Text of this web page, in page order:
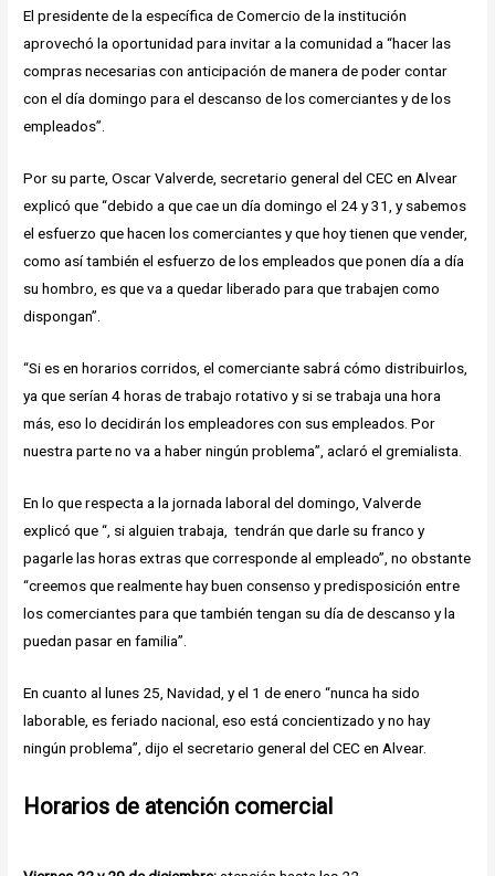
El presidente de la específica de Comercio de la institución
aprovechó la oportunidad para invitar a la comunidad a “hacer las
compras necesarias con anticipación de manera de poder contar
con el día domingo para el descanso de los comerciantes y de los
empleados”.
Por su parte, Oscar Valverde, secretario general del CEC en Alvear
explicó que “debido a que cae un día domingo el 24 y 31, y sabemos
el esfuerzo que hacen los comerciantes y que hoy tienen que vender,
como así también el esfuerzo de los empleados que ponen día a día
su hombro, es que va a quedar liberado para que trabajen como
dispongan”.
“Si es en horarios corridos, el comerciante sabrá cómo distribuirlos,
ya que serían 4 horas de trabajo rotativo y si se trabaja una hora
más, eso lo decidirán los empleadores con sus empleados. Por
nuestra parte no va a haber ningún problema”, aclaró el gremialista.
En lo que respecta a la jornada laboral del domingo, Valverde
explicó que “, si alguien trabaja, tendrán que darle su franco y
pagarle las horas extras que corresponde al empleado”, no obstante
“creemos que realmente hay buen consenso y predisposición entre
los comerciantes para que también tengan su día de descanso y la
puedan pasar en familia”.
En cuanto al lunes 25, Navidad, y el 1 de enero “nunca ha sido
laborable, es feriado nacional, eso está concientizado y no hay
ningún problema”, dijo el secretario general del CEC en Alvear.
Horarios de atención comercial